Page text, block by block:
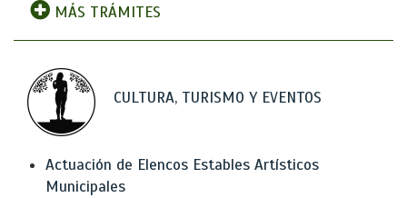
MÁS TRÁMITES
CULTURA, TURISMO Y EVENTOS
Actuación de Elencos Estables Artísticos
Municipales